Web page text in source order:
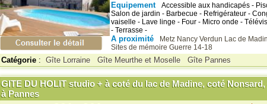
Equipement
Accessible aux handicapés -
Salon de jardin - Barbecue - Refrigérateur -
vaiselle - Lave linge - Four - Micro onde -
- Terrasse -
A proximité Metz Nancy Verdun Lac de
Sites de mémoire Guerre 14-18
Catégorie : Gîte Lorraine Gîte Meurthe et Moselle Gîte Pannes
GITE DU HOLIT studio + à coté du lac de Madine, coté
à Pannes